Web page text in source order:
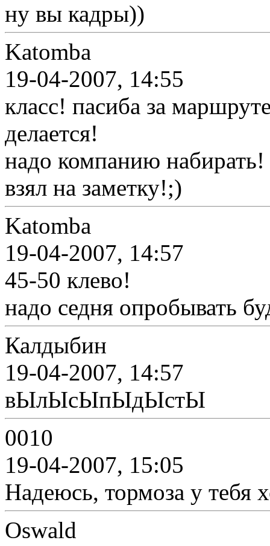
ну вы кадры))
Katomba
19-04-2007, 14:55
класс! пасиба за
делается!
надо компанию набирать!
взял на заметку!;)
Katomba
19-04-2007, 14:57
45-50 клево!
надо седня опробывать
Калдыбин
19-04-2007, 14:57
вЫлЫсЫпЫдЫcтЫ
0010
19-04-2007, 15:05
Надеюсь, тормоза у тебя
Oswald